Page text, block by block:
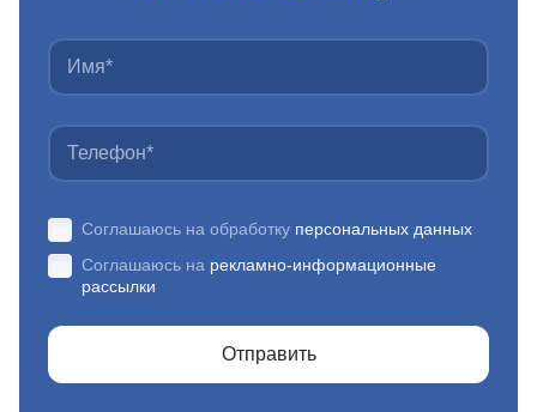
Соглашаюсь на обработку персональных данных
Соглашаюсь на рекламно-информационные
рассылки
Отправить